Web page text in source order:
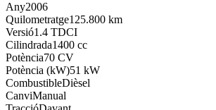
Any2006
Quilometratge125.800 km
Versió1.4 TDCI
Cilindrada1400 cc
Potència70 CV
Potència (kW)51 kW
CombustibleDièsel
CanviManual